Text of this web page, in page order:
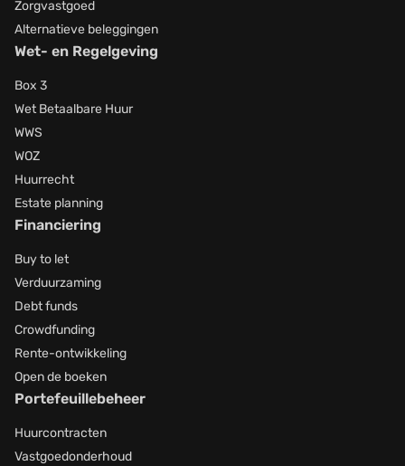
Zorgvastgoed
Alternatieve beleggingen
Wet- en Regelgeving
Box 3
Wet Betaalbare Huur
WWS
WOZ
Huurrecht
Estate planning
Financiering
Buy to let
Verduurzaming
Debt funds
Crowdfunding
Rente-ontwikkeling
Open de boeken
Portefeuillebeheer
Huurcontracten
Vastgoedonderhoud